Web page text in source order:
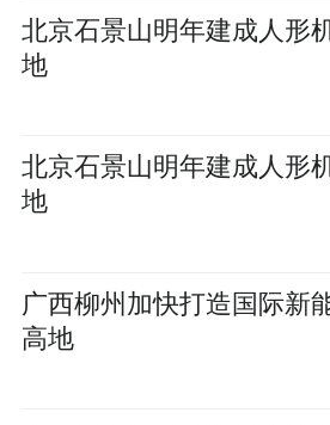
北京石景山明年建成人形
地
北京石景山明年建成人形
地
广西柳州加快打造国际新
高地